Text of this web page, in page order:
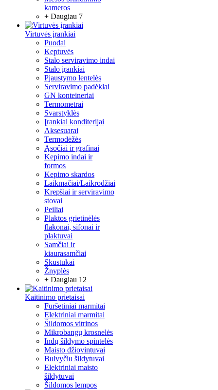
kameros
+ Daugiau 7
Virtuvės įrankiai
Puodai
Keptuvės
Stalo serviravimo indai
Stalo įrankiai
Pjaustymo lentelės
Serviravimo padėklai
GN konteineriai
Termometrai
Svarstyklės
Įrankiai konditerijai
Aksesuarai
Termodėžės
Ąsočiai ir grafinai
Kepimo indai ir
formos
Kepimo skardos
Laikmačiai/Laikrodžiai
Krepšiai ir serviravimo
stovai
Peiliai
Plaktos grietinėlės
flakonai, sifonai ir
plaktuvai
Samčiai ir
kiaurasamčiai
Skustukai
Žnyplės
+ Daugiau 12
Kaitinimo prietaisai
Furšetiniai marmitai
Elektriniai marmitai
Šildomos vitrinos
Mikrobangų krosnelės
Indų šildymo spintelės
Maisto džiovintuvai
Bulvyčiu šildytuvai
Elektriniai maisto
šildytuvai
Šildomos lempos